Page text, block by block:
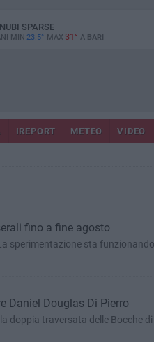
SPARSE
MIN 23.5° MAX 31° A BARI
IREPORT METEO VIDEO
fino a fine agosto
sperimentazione sta
Daniel Douglas Di Pierro
doppia traversata delle Bocche